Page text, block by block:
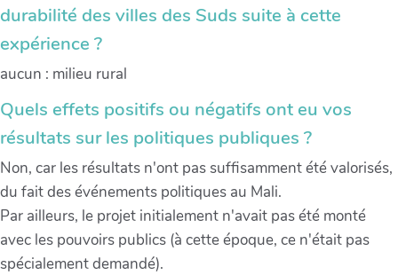
durabilité des villes des Suds suite à cette
expérience ?
aucun : milieu rural
Quels effets positifs ou négatifs ont eu vos
résultats sur les politiques publiques ?
Non, car les résultats n'ont pas suffisamment été valorisés,
du fait des événements politiques au Mali.
Par ailleurs, le projet initialement n'avait pas été monté
avec les pouvoirs publics (à cette époque, ce n'était pas
spécialement demandé).